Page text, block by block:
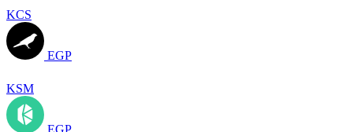
KCS
EGP
KSM
EGP